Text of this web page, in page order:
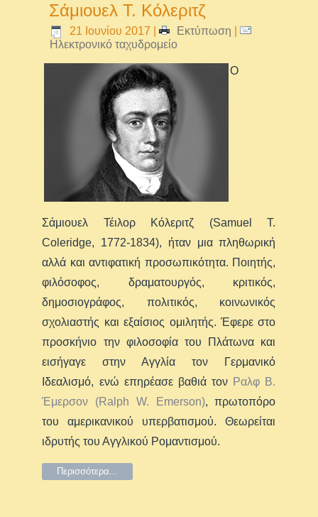
Σάμιουελ Τ. Κόλεριτζ
21 Ιουνίου 2017 | Εκτύπωση
Ηλεκτρονικό ταχυδρομείο
Ο
Σάμιουελ Τέιλορ Κόλεριτζ (Samuel T.
Coleridge, 1772-1834), ήταν μια πληθωρική
αλλά και αντιφατική προσωπικότητα. Ποιητής,
φιλόσοφος, δραματουργός, κριτικός,
δημοσιογράφος, πολιτικός, κοινωνικός
σχολιαστής και εξαίσιος ομιλητής. Έφερε στο
προσκήνιο την φιλοσοφία του Πλάτωνα και
εισήγαγε στην Αγγλία τον Γερμανικό
Ιδεαλισμό, ενώ επηρέασε βαθιά τον Ραλφ B.
Έμερσον (Ralph W. Emerson), πρωτοπόρο
του αμερικανικού υπερβατισμού. Θεωρείται
ιδρυτής του Αγγλικού Ρομαντισμού.
Περισσότερα...